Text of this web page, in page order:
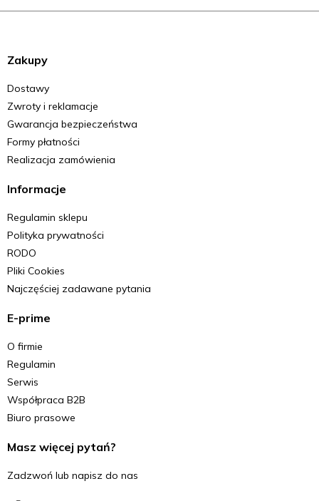
Zakupy
Dostawy
Zwroty i reklamacje
Gwarancja bezpieczeństwa
Formy płatności
Realizacja zamówienia
Informacje
Regulamin sklepu
Polityka prywatności
RODO
Pliki Cookies
Najczęściej zadawane pytania
E-prime
O firmie
Regulamin
Serwis
Współpraca B2B
Biuro prasowe
Masz więcej pytań?
Zadzwoń lub napisz do nas